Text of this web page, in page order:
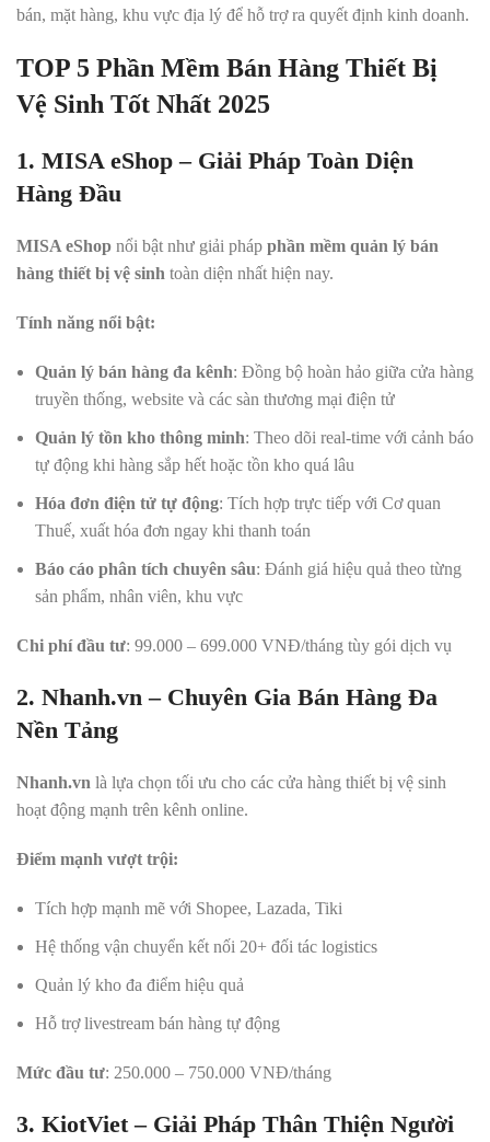
bán, mặt hàng, khu vực địa lý để hỗ trợ ra quyết định kinh doanh.
TOP 5 Phần Mềm Bán Hàng Thiết Bị
Vệ Sinh Tốt Nhất 2025
1. MISA eShop – Giải Pháp Toàn Diện
Hàng Đầu
MISA eShop nổi bật như giải pháp phần mềm quản lý bán
hàng thiết bị vệ sinh toàn diện nhất hiện nay.
Tính năng nổi bật:
Quản lý bán hàng đa kênh: Đồng bộ hoàn hảo giữa cửa hàng
truyền thống, website và các sàn thương mại điện tử
Quản lý tồn kho thông minh: Theo dõi real-time với cảnh báo
tự động khi hàng sắp hết hoặc tồn kho quá lâu
Hóa đơn điện tử tự động: Tích hợp trực tiếp với Cơ quan
Thuế, xuất hóa đơn ngay khi thanh toán
Báo cáo phân tích chuyên sâu: Đánh giá hiệu quả theo từng
sản phẩm, nhân viên, khu vực
Chi phí đầu tư: 99.000 – 699.000 VNĐ/tháng tùy gói dịch vụ
2. Nhanh.vn – Chuyên Gia Bán Hàng Đa
Nền Tảng
Nhanh.vn là lựa chọn tối ưu cho các cửa hàng thiết bị vệ sinh
hoạt động mạnh trên kênh online.
Điểm mạnh vượt trội:
Tích hợp mạnh mẽ với Shopee, Lazada, Tiki
Hệ thống vận chuyển kết nối 20+ đối tác logistics
Quản lý kho đa điểm hiệu quả
Hỗ trợ livestream bán hàng tự động
Mức đầu tư: 250.000 – 750.000 VNĐ/tháng
3. KiotViet – Giải Pháp Thân Thiện Người